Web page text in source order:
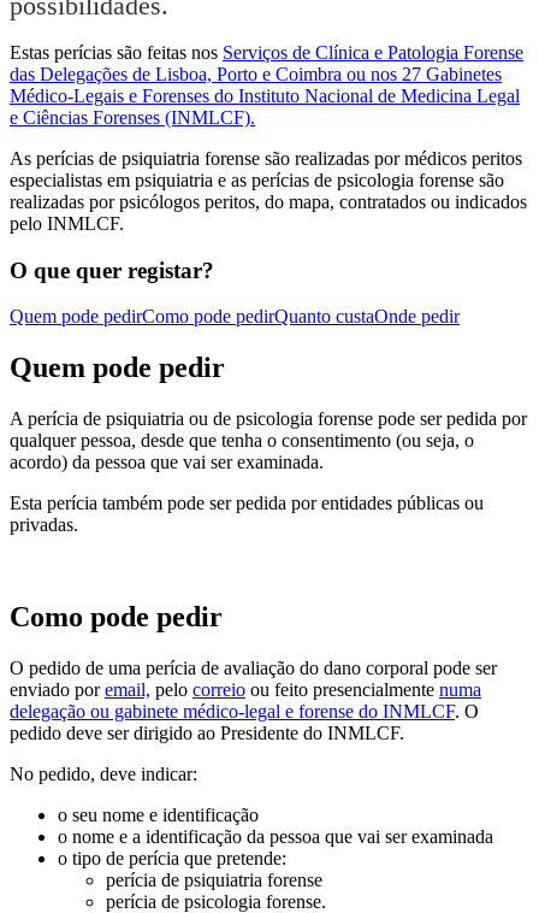
Estas perícias são feitas nos Serviços de Clínica e Patologia Forense
das Delegações de Lisboa, Porto e Coimbra ou nos 27 Gabinetes
Médico-Legais e Forenses do Instituto Nacional de Medicina Legal
e Ciências Forenses (INMLCF).
As perícias de psiquiatria forense são realizadas por médicos peritos
especialistas em psiquiatria e as perícias de psicologia forense são
realizadas por psicólogos peritos, do mapa, contratados ou indicados
pelo INMLCF.
O que quer registar?
Quem pode pedirComo pode pedirQuanto custaOnde pedir
Quem pode pedir
A perícia de psiquiatria ou de psicologia forense pode ser pedida por
qualquer pessoa, desde que tenha o consentimento (ou seja, o
acordo) da pessoa que vai ser examinada.
Esta perícia também pode ser pedida por entidades públicas ou
privadas.
Como pode pedir
O pedido de uma perícia de avaliação do dano corporal pode ser
enviado poremail, pelo correio ou feito presencialmente numa
delegação ou gabinete médico-legal e forense do INMLCF. O
pedido deve ser dirigido ao Presidente do INMLCF.
No pedido, deve indicar:
o seu nome e identificação
o nome e a identificação da pessoa que vai ser examinada
o tipo de perícia que pretende:
perícia de psiquiatria forense
perícia de psicologia forense.